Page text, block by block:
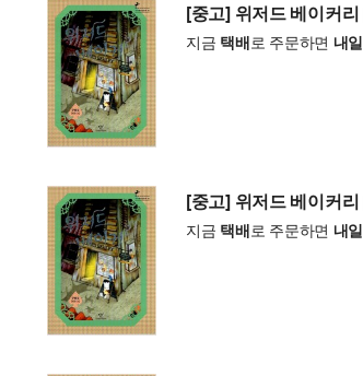
[중고] 위저드 베이커리
지금 택배로 주문하면 내일
[중고] 위저드 베이커리
지금 택배로 주문하면 내일